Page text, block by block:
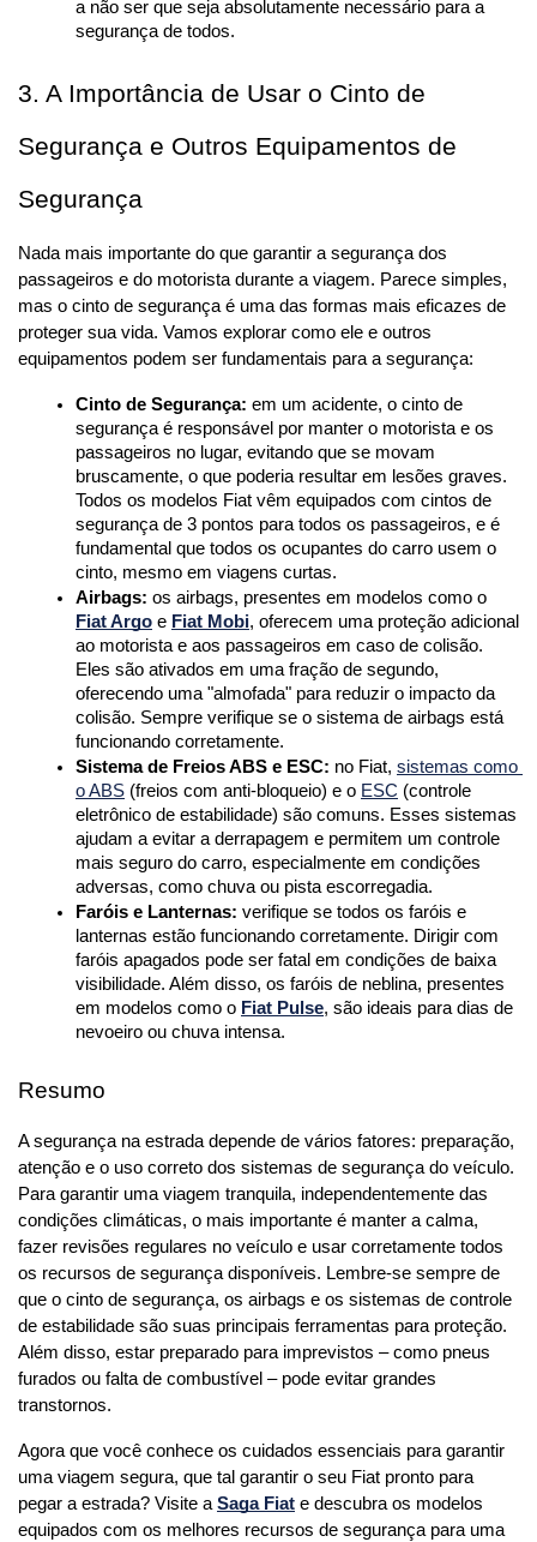
a não ser que seja absolutamente necessário para a
segurança de todos.
3. A Importância de Usar o Cinto de
Segurança e Outros Equipamentos de
Segurança
Nada mais importante do que garantir a segurança dos
passageiros e do motorista durante a viagem. Parece simples,
mas o cinto de segurança é uma das formas mais eficazes de
proteger sua vida. Vamos explorar como ele e outros
equipamentos podem ser fundamentais para a segurança:
Cinto de Segurança: em um acidente, o cinto de
segurança é responsável por manter o motorista e os
passageiros no lugar, evitando que se movam
bruscamente, o que poderia resultar em lesões graves.
Todos os modelos Fiat vêm equipados com cintos de
segurança de 3 pontos para todos os passageiros, e é
fundamental que todos os ocupantes do carro usem o
cinto, mesmo em viagens curtas.
Airbags:
Fiat Argo e Fiat Mobi, oferecem uma proteção adicional
ao motorista e aos passageiros em caso de colisão.
Eles são ativados em uma fração de segundo,
oferecendo uma "almofada" para reduzir o impacto da
colisão. Sempre verifique se o sistema de airbags está
funcionando corretamente.
Sistema de Freios ABS e ESC: no Fiat, sistemas como
o ABS (freios com anti-bloqueio) e o ESC (controle
eletrônico de estabilidade) são comuns. Esses sistemas
ajudam a evitar a derrapagem e permitem um controle
mais seguro do carro, especialmente em condições
adversas, como chuva ou pista escorregadia.
Faróis e Lanternas: verifique se todos os faróis e
lanternas estão funcionando corretamente. Dirigir com
faróis apagados pode ser fatal em condições de baixa
visibilidade. Além disso, os faróis de neblina, presentes
em modelos como o Fiat Pulse, são ideais para dias de
nevoeiro ou chuva intensa.
Resumo
A segurança na estrada depende de vários fatores: preparação,
atenção e o uso correto dos sistemas de segurança do veículo.
Para garantir uma viagem tranquila, independentemente das
condições climáticas, o mais importante é manter a calma,
fazer revisões regulares no veículo e usar corretamente todos
os recursos de segurança disponíveis. Lembre-se sempre de
que o cinto de segurança, os airbags e os sistemas de controle
de estabilidade são suas principais ferramentas para proteção.
Além disso, estar preparado para imprevistos – como pneus
furados ou falta de combustível – pode evitar grandes
transtornos.
Agora que você conhece os cuidados essenciais para garantir
uma viagem segura, que tal garantir o seu Fiat pronto para
pegar a estrada? Visite a Saga Fiat e descubra os modelos
equipados com os melhores recursos de segurança para uma